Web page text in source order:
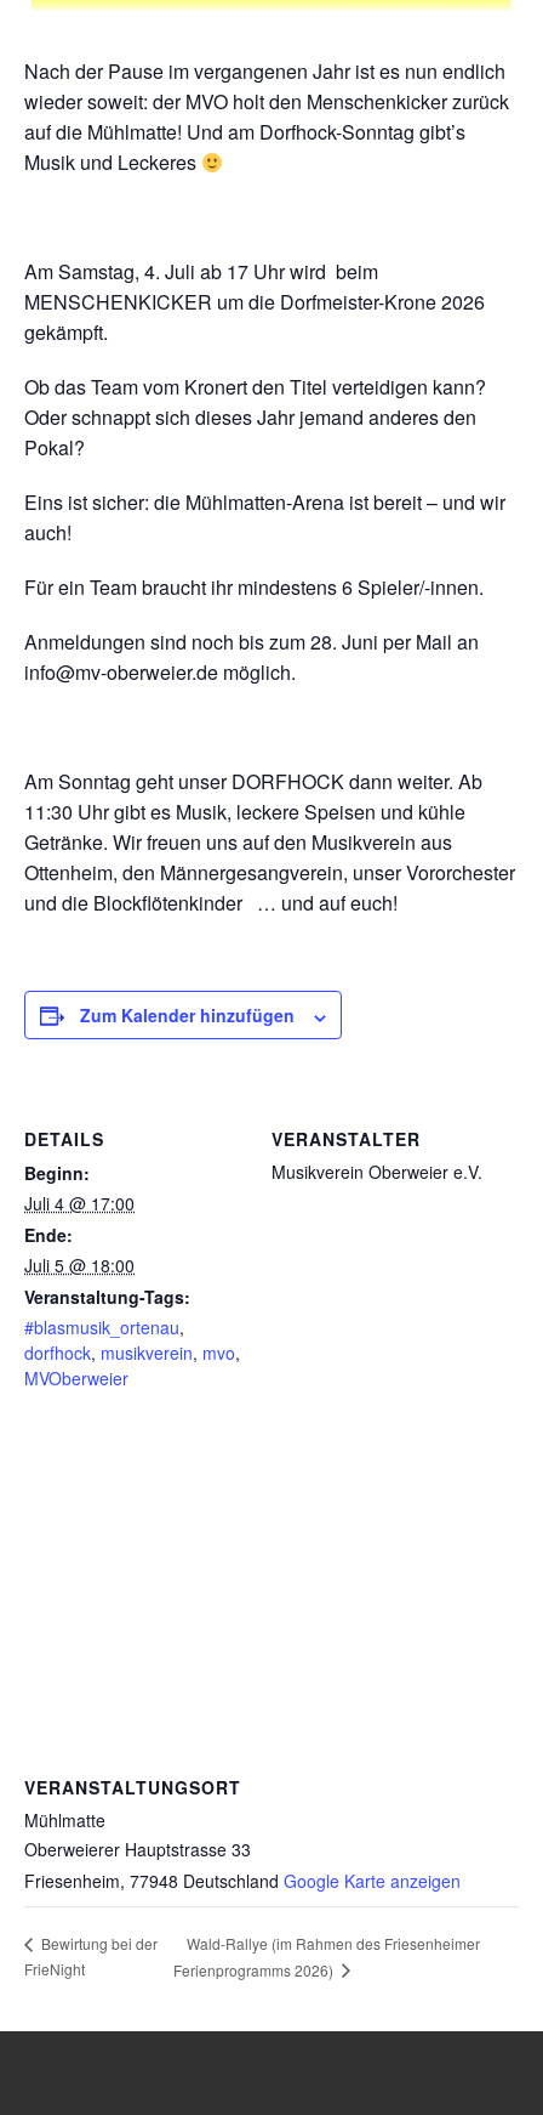
Nach der Pause im vergangenen Jahr ist es nun endlich
wieder soweit: der MVO holt den Menschenkicker zurück
auf die Mühlmatte! Und am Dorfhock-Sonntag gibt’s
Musik und Leckeres
Am Samstag, 4. Juli ab 17 Uhr wird beim
MENSCHENKICKER um die Dorfmeister-Krone 2026
gekämpft.
Ob das Team vom Kronert den Titel verteidigen kann?
Oder schnappt sich dieses Jahr jemand anderes den
Pokal?
Eins ist sicher: die Mühlmatten-Arena ist bereit – und wir
auch!
Für ein Team braucht ihr mindestens 6 Spieler/-innen.
Anmeldungen sind noch bis zum 28. Juni per Mail an
info@mv-oberweier.de möglich.
Am Sonntag geht unser DORFHOCK dann weiter. Ab
11:30 Uhr gibt es Musik, leckere Speisen und kühle
Getränke. Wir freuen uns auf den Musikverein aus
Ottenheim, den Männergesangverein, unser Vororchester
und die Blockflötenkinder … und auf euch!
Zum Kalender hinzufügen
DETAILS
Beginn:
Juli 4 @ 17:00
Ende:
Juli 5 @ 18:00
Veranstaltung-Tags:
#blasmusik_ortenau,
dorfhock, musikverein, mvo,
MVOberweier
VERANSTALTER
Musikverein Oberweier e.V.
VERANSTALTUNGSORT
Mühlmatte
Oberweierer Hauptstrasse 33
Friesenheim, 77948 Deutschland Google Karte anzeigen
Bewirtung bei der
FrieNight
Wald-Rallye (im Rahmen des Friesenheimer
Ferienprogramms 2026)